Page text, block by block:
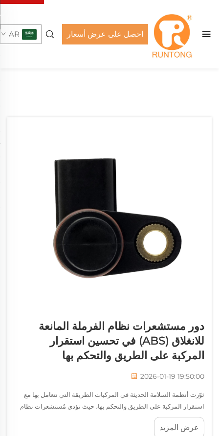
احصل على عرض أسعار AR
دور مستشعرات نظام الفرملة المانعة
للانغلاق (ABS) في تحسين استقرار
المركبة على الطريق والتحكم بها
2026-01-19 19:50:00
ثوّرت أنظمة السلامة الحديثة في المركبات الطريقة التي نتعامل بها مع
استقرار المركبة على الطريق والتحكم بها، حيث تؤدي مُستشعرات نظام
ثقة السائق. وتقوم هذه المكونات الإلكترونية المتطورة بإجراء قياسات
عرض المزيد